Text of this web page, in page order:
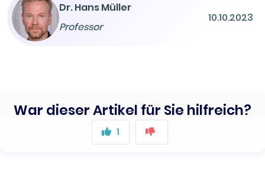
Dr. Hans Müller
Professor
10.10.2023
War dieser Artikel für Sie hilfreich?
1